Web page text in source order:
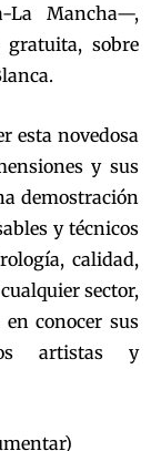
La Mancha—,
sobre
esta novedosa
y sus
demostración
y técnicos
calidad,
sector,
conocer sus
artistas y